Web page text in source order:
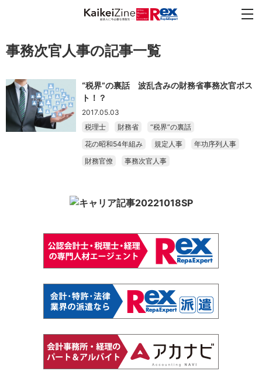
事務次官人事の記事一覧
“税界”の裏話 波乱含みの財務省事務次官ポス
ト！？
2017.05.03
税理士
財務省
“税界”の裏話
花の昭和54年組み
規定人事
年功序列人事
財務官僚
事務次官人事